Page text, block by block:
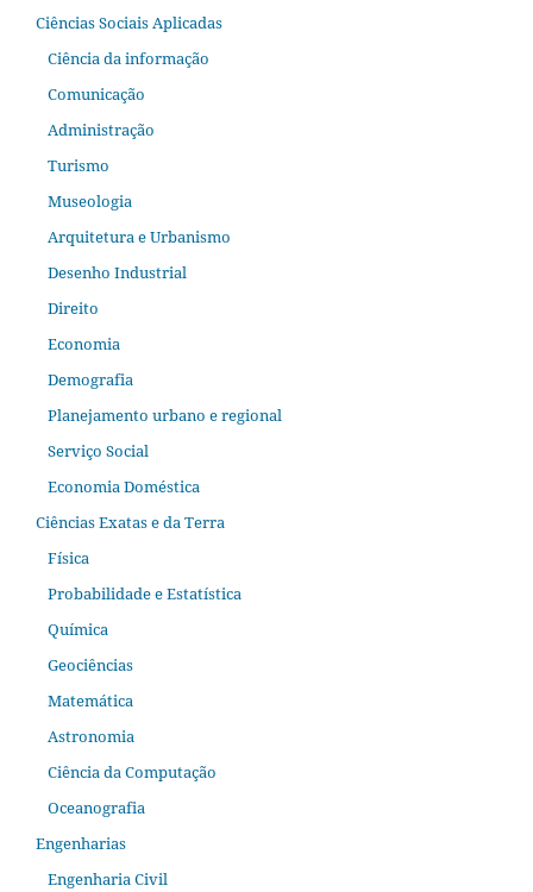
Ciências Sociais Aplicadas
Ciência da informação
Comunicação
Administração
Turismo
Museologia
Arquitetura e Urbanismo
Desenho Industrial
Direito
Economia
Demografia
Planejamento urbano e regional
Serviço Social
Economia Doméstica
Ciências Exatas e da Terra
Física
Probabilidade e Estatística
Química
Geociências
Matemática
Astronomia
Ciência da Computação
Oceanografia
Engenharias
Engenharia Civil